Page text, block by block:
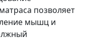
позволяет
мышц и